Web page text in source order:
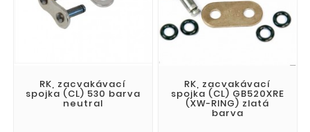
RK, zacvakávací
spojka (CL) 530 barva
neutral
RK, zacvakávací
spojka (CL) GB520XRE
(XW-RING) zlatá
barva